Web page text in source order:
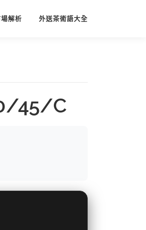
解析 外送茶術語大全
45/C